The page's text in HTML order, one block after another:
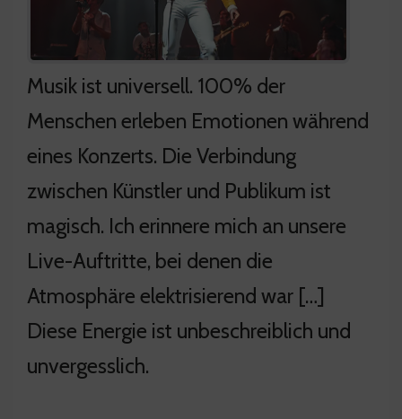
Musik ist universell. 100% der
Menschen erleben Emotionen während
eines Konzerts. Die Verbindung
zwischen Künstler und Publikum ist
magisch. Ich erinnere mich an unsere
Live-Auftritte, bei denen die
Atmosphäre elektrisierend war […]
Diese Energie ist unbeschreiblich und
unvergesslich.